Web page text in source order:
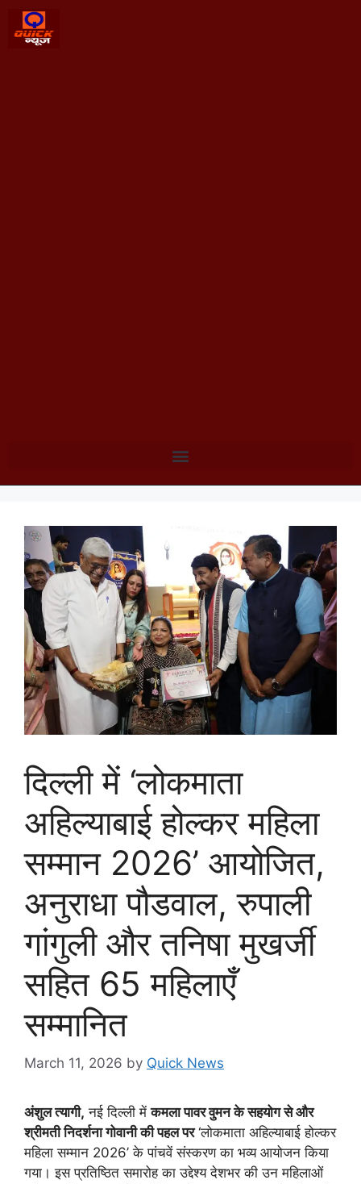
दिल्ली में ‘लोकमाता
अहिल्याबाई होल्कर महिला
सम्मान 2026’ आयोजित,
अनुराधा पौडवाल, रुपाली
गांगुली और तनिषा मुखर्जी
सहित 65 महिलाएँ
सम्मानित
March 11, 2026 by Quick News
अंशुल त्यागी, नई दिल्ली मेंकमला पावर वुमन के सहयोग से और
श्रीमती निदर्शना गोवानी की पहल पर‘लोकमाता अहिल्याबाई होल्कर
महिला सम्मान 2026’ के पांचवें संस्करण का भव्य आयोजन किया
गया। इस प्रतिष्ठित समारोह का उद्देश्य देशभर की उन महिलाओं